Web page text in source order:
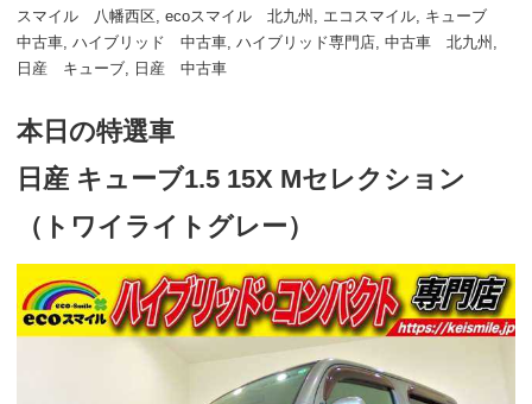
スマイル 八幡西区 ecoスマイル 北九州 エコスマイル
キューブ
中古車 ハイブリッド 中古車 ハイブリッド専門店 中古車 北九州
日産 キューブ
日産 中古車
本日の特選車
日産 キューブ1.5 15X Mセレクション
（トワイライトグレー）